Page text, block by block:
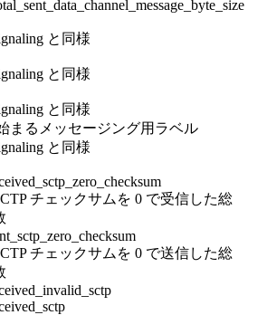
と同様
と同様
と同様
まるメッセージング用ラベル
と同様
チェックサムを 0 で受信した総
チェックサムを 0 で送信した総